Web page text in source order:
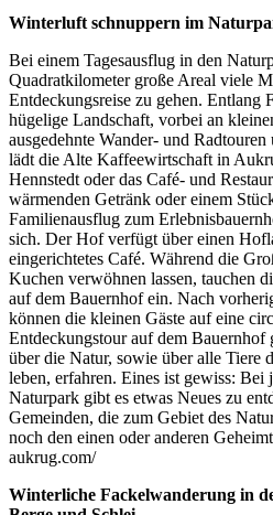
Winterluft schnuppern im
Bei einem Tagesausflug in den
Quadratkilometer große Areal viele
Entdeckungsreise zu gehen. Entlang
hügelige Landschaft, vorbei an
ausgedehnte Wander- und
lädt die Alte Kaffeewirtschaft in
Hennstedt oder das Café- und
wärmenden Getränk oder einem
Familienausflug zum
sich. Der Hof verfügt über einen
eingerichtetes Café. Während die
Kuchen verwöhnen lassen, tauchen
auf dem Bauernhof ein. Nach
können die kleinen Gäste auf eine
Entdeckungstour auf dem Bauernhof
über die Natur, sowie über alle Tiere
leben, erfahren. Eines ist gewiss: Bei
Naturpark gibt es etwas Neues zu
Gemeinden, die zum Gebiet des
noch den einen oder anderen
aukrug.com/
Winterliche Fackelwanderung in